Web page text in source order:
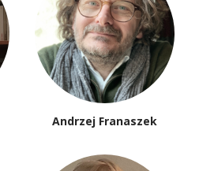
Andrzej Franaszek